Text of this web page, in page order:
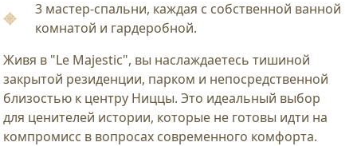
3 мастер-спальни, каждая с собственной ванной
комнатой и гардеробной.
Живя в "Le Majestic", вы наслаждаетесь тишиной
закрытой резиденции, парком и непосредственной
близостью к центру Ниццы. Это идеальный выбор
для ценителей истории, которые не готовы идти на
компромисс в вопросах современного комфорта.